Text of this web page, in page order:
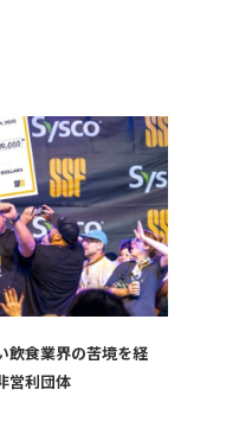
飲食業界の苦境を経
営利団体